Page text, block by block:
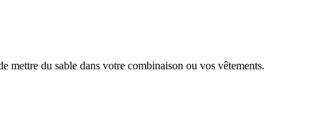
mettre du sable dans votre combinaison ou vos vêtements.